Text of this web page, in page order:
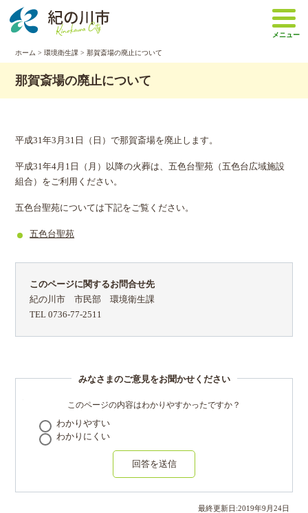
メニュー
ホーム >環境衛生課 > 那賀斎場の廃止について
那賀斎場の廃止について
平成31年3月31日（日）で那賀斎場を廃止します。
平成31年4月1日（月）以降の火葬は、五色台聖苑（五色台広域施設
組合）をご利用ください。
五色台聖苑については下記をご覧ください。
五色台聖苑
このページに関するお問合せ先
紀の川市 市民部 環境衛生課
TEL 0736-77-2511
みなさまのご意見をお聞かせください
このページの内容はわかりやすかったですか？
わかりやすい
わかりにくい
回答を送信
最終更新日:2019年9 月24日